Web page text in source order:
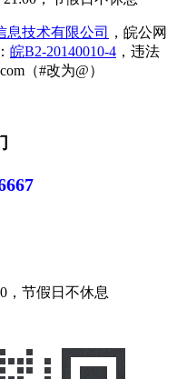
息技术有限公司
，皖公网
皖B2-20140010-4 ，违法
（#改为@）
，节假日不休息